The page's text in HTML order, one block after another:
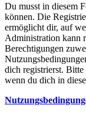
Du musst in diesem
können. Die
ermöglicht dir, auf
Administration kann
Berechtigungen
dich registrierst.
wenn du dich in